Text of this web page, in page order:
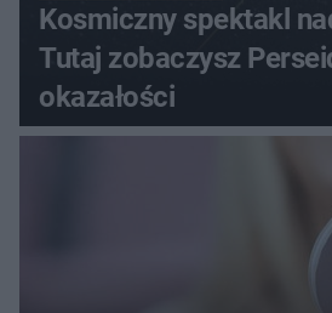
Kosmiczny spektakl
Tutaj zobaczysz
okazałości